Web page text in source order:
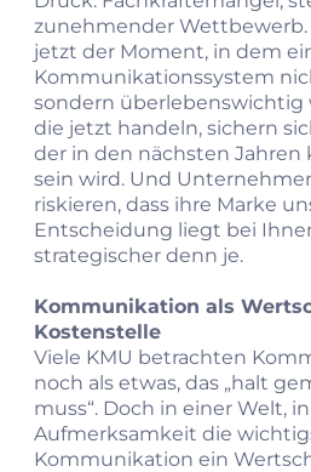
zunehmender Wettbewerb.
jetzt der Moment, in dem
Kommunikationssystem
sondern überlebenswichtig
die jetzt handeln, sichern
der in den nächsten Jahren
sein wird. Und
riskieren, dass ihre Marke
Entscheidung liegt bei
strategischer denn je.
Kommunikation als
Kostenstelle
Viele KMU betrachten
noch als etwas, das „halt
muss“. Doch in einer Welt,
Aufmerksamkeit die
Kommunikation ein